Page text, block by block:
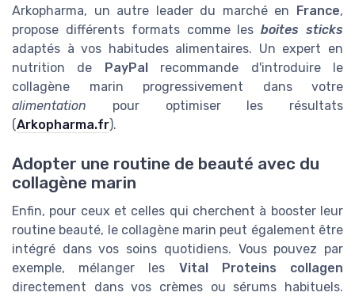
Arkopharma, un autre leader du marché en France,
propose différents formats comme lesboites sticks
adaptés à vos habitudes alimentaires. Un expert en
nutrition de
PayPal
recommande d'introduire le
collagène marin progressivement dans votre
alimentation pour optimiser les résultats
(Arkopharma.fr).
Adopter une routine de beauté avec du
collagène marin
Enfin, pour ceux et celles qui cherchent à booster leur
routine beauté, le collagène marin peut également être
intégré dans vos soins quotidiens. Vous pouvez par
exemple, mélanger les Vital Proteins collagen
directement dans vos crèmes ou sérums habituels.